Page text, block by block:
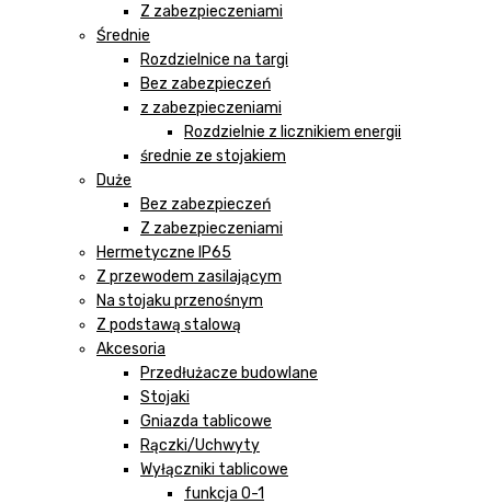
Z zabezpieczeniami
Średnie
Rozdzielnice na targi
Bez zabezpieczeń
z zabezpieczeniami
Rozdzielnie z licznikiem energii
średnie ze stojakiem
Duże
Bez zabezpieczeń
Z zabezpieczeniami
Hermetyczne IP65
Z przewodem zasilającym
Na stojaku przenośnym
Z podstawą stalową
Akcesoria
Przedłużacze budowlane
Stojaki
Gniazda tablicowe
Rączki/Uchwyty
Wyłączniki tablicowe
funkcja 0-1